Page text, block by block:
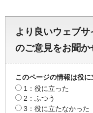
より良いウェブ
のご意見をお聞か
このページの情報は役に
1：役に立った
2：ふつう
3：役に立たなかった